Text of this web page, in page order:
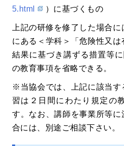
5.html
）に基づくもの
上記の研修を修了した場合
にある＜学科＞「危険性又
結果に基づき講ずる措置等
の教育事項を省略できる。
※当協会では、上記に該当す
習は２日間にわたり規定の
す。なお、講師を事業所等
合には、別途ご相談下さい。